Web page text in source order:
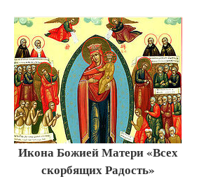
Икона Божией Матери «Всех
скорбящих Радость»